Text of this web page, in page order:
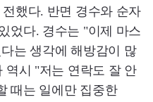
했다. 반면 경수와 순자
었다. 경수는 "이제 마스
는 생각에 해방감이 많
역시 "저는 연락도 잘 안
때는 일에만 집중한